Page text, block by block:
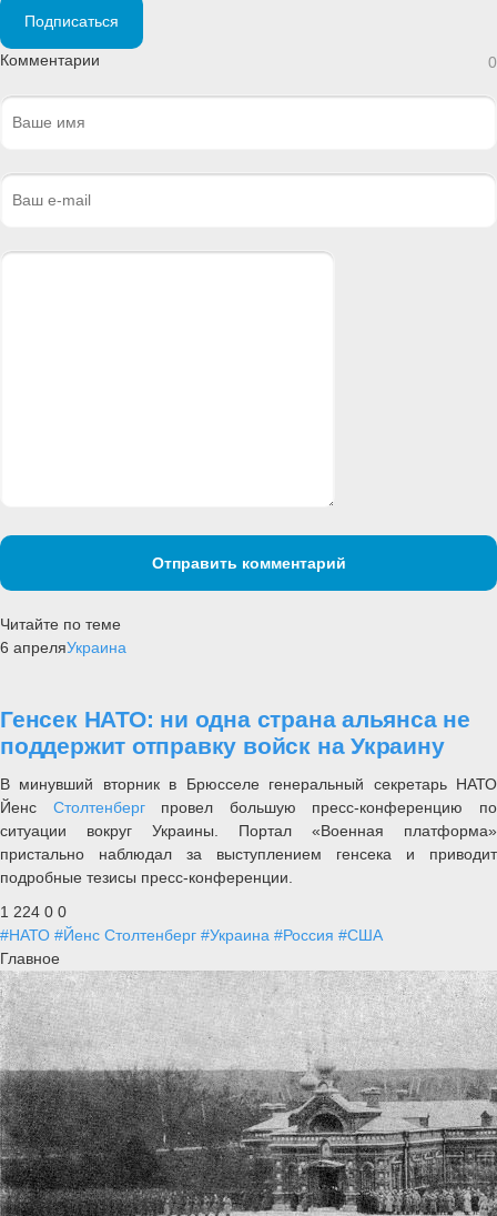
Подписаться
Комментарии 0
Отправить комментарий
Читайте по теме
6 апреляУкраина
Генсек НАТО: ни одна страна альянса не
поддержит отправку войск на Украину
В минувший вторник в Брюсселе генеральный секретарь НАТО
Йенс Столтенберг провел большую пресс-конференцию по
ситуации вокруг Украины. Портал «Военная платформа»
пристально наблюдал за выступлением генсека и приводит
подробные тезисы пресс-конференции.
1 224 0 0
#НАТО #Йенс Столтенберг #Украина #Россия #США
Главное